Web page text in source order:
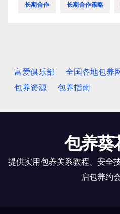
长期合作 长期合作策略
富爱俱乐部 全国各地包养
包养资源
包养指南
包养葵
提供实用包养关系教程、安全
启包养约